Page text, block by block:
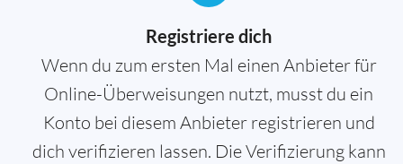
Registriere dich
Wenn du zum ersten Mal einen Anbieter für
Online-Überweisungen nutzt, musst du ein
Konto bei diesem Anbieter registrieren und
dich verifizieren lassen. Die Verifizierung kann